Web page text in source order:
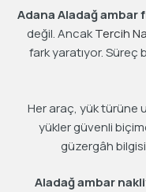
Adana Aladağ ambar
değil. AncakTercih
fark yaratıyor. Süreç
Her araç, yük türüne
yükler güvenli
güzergâh
Aladağ ambar